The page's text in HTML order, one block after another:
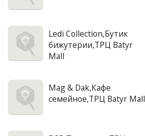
Ledi Collection,Бутик
бижутерии,ТРЦ Batyr
Mall
Mag & Dak,Кафе
семейное,ТРЦ Batyr Mall